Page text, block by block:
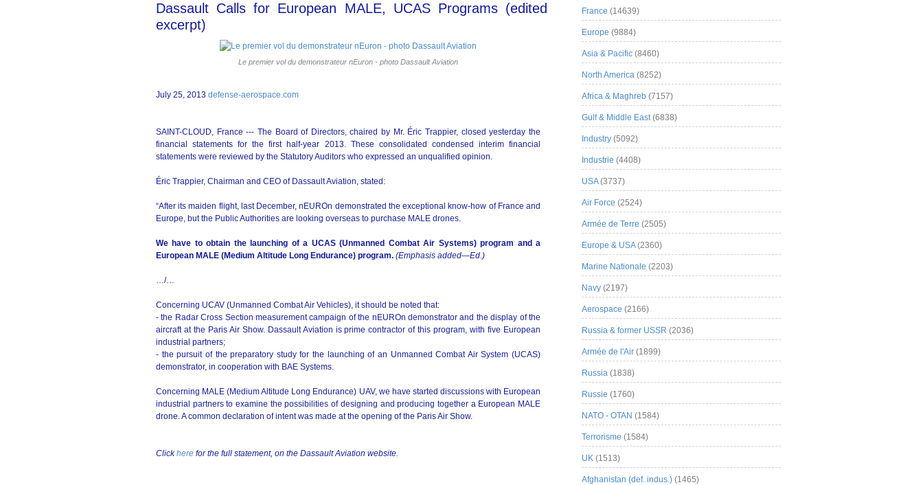
Dassault Calls for European MALE, UCAS Programs (edited
excerpt)
Le premier vol du demonstrateur nEuron - photo Dassault Aviation
July 25, 2013 defense-aerospace.com
SAINT-CLOUD, France --- The Board of Directors, chaired by Mr. Éric Trappier, closed yesterday the
financial statements for the first half-year 2013. These consolidated condensed interim financial
statements were reviewed by the Statutory Auditors who expressed an unqualified opinion.
Éric Trappier, Chairman and CEO of Dassault Aviation, stated:
“After its maiden flight, last December, nEUROn demonstrated the exceptional know-how of France and
Europe, but the Public Authorities are looking overseas to purchase MALE drones.
We have to obtain the launching of a UCAS (Unmanned Combat Air Systems) program and a
European MALE (Medium Altitude Long Endurance) program. (Emphasis added—Ed.)
…/…
Concerning UCAV (Unmanned Combat Air Vehicles), it should be noted that:
- the Radar Cross Section measurement campaign of the nEUROn demonstrator and the display of the
aircraft at the Paris Air Show. Dassault Aviation is prime contractor of this program, with five European
industrial partners;
- the pursuit of the preparatory study for the launching of an Unmanned Combat Air System (UCAS)
demonstrator, in cooperation with BAE Systems.
Concerning MALE (Medium Altitude Long Endurance) UAV, we have started discussions with European
industrial partners to examine the possibilities of designing and producing together a European MALE
drone. A common declaration of intent was made at the opening of the Paris Air Show.
Clickhere for the full statement, on the Dassault Aviation website.
France (14639)
Europe (9884)
Asia & Pacific (8460)
North America (8252)
Africa & Maghreb (7157)
Gulf & Middle East(6838)
Industry (5092)
Industrie (4408)
USA(3737)
Air Force (2524)
Armée de Terre (2505)
Europe & USA(2360)
Marine Nationale (2203)
Navy (2197)
Aerospace (2166)
Russia & former USSR (2036)
Armée de l'Air (1899)
Russia (1838)
Russie (1760)
NATO - OTAN (1584)
Terrorisme (1584)
UK (1513)
Afghanistan (def. indus.) (1465)